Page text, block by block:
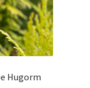
Hugorm